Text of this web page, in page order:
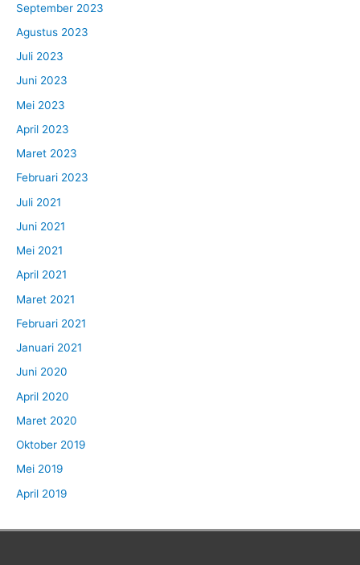
September 2023
Agustus 2023
Juli 2023
Juni 2023
Mei 2023
April 2023
Maret 2023
Februari 2023
Juli 2021
Juni 2021
Mei 2021
April 2021
Maret 2021
Februari 2021
Januari 2021
Juni 2020
April 2020
Maret 2020
Oktober 2019
Mei 2019
April 2019